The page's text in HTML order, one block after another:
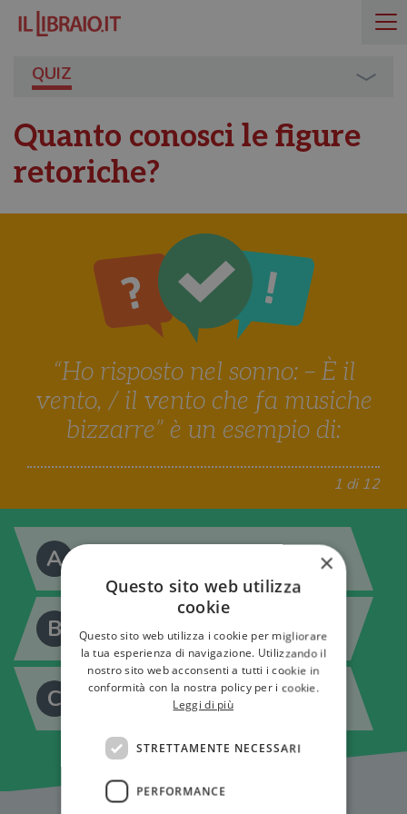
QUIZ
Quanto conosci le figure
retoriche?
“Ho risposto nel sonno: – È il
vento, / il vento che fa musiche
bizzarre” è un esempio di:
1 di 12
A
B Enjambement
C
×
Questo sito web utilizza
cookie
Questo sito web utilizza i cookie per migliorare
la tua esperienza di navigazione. Utilizzando il
nostro sito web acconsenti a tutti i cookie in
conformità con la nostra policy per i cookie.
Leggi di più
STRETTAMENTE NECESSARI
PERFORMANCE